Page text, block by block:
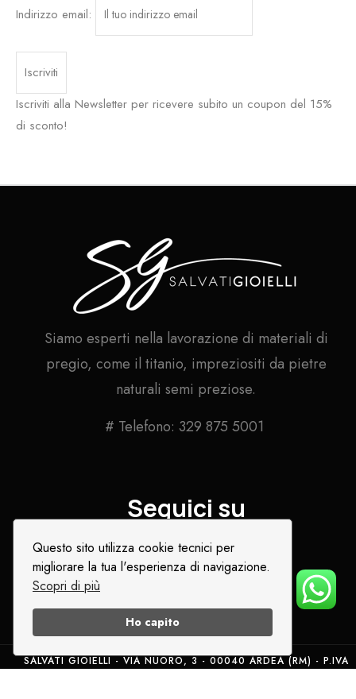
Questo sito utilizza cookie tecnici per
migliorare la tua l'esperienza di navigazione.
Scopri di più
Ho capito
Indirizzo email:
Iscriviti alla Newsletter per ricevere subito un coupon del 15%
di sconto!
Siamo esperti nella lavorazione di materiali di
pregio, come il titanio, impreziositi da pietre
naturali semi preziose.
# Telefono: 329 875 5001
Seguici su
SALVATI GIOIELLI - VIA NUORO, 3 - 00040 ARDEA (RM) - P.IVA